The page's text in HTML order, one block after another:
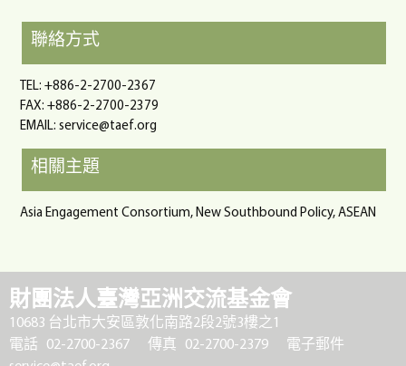
聯絡方式
TEL: +886-2-2700-2367
FAX: +886-2-2700-2379
EMAIL: service@taef.org
相關主題
Asia Engagement Consortium, New Southbound Policy, ASEAN
財團法人臺灣亞洲交流基金會
10683 台北市大安區敦化南路2段2號3樓之1
電話 02-2700-2367
傳真 02-2700-2379
電子郵件